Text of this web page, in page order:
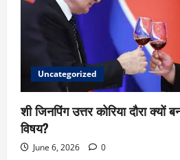
Uncategorized
शी जिनपिंग उत्तर कोरिया दौरा क्यों
विषय?
June 6, 2026 0